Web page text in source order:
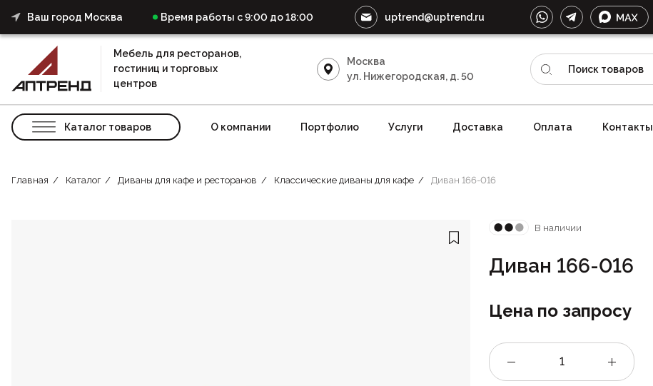
Ваш город Москва Время работы с 9:00 до 18:00 uptrend@uptrend.ru
Мебель для ресторанов,
гостиниц и торговых
центров
Москва
ул. Нижегородская, д. 50
Каталог товаров О компании Портфолио Услуги Доставка Оплата Контакты
Главная Каталог Диваны для кафе и ресторанов Классические диваны для кафе Диван 166-016
В наличии
Диван 166-016
Цена по запросу